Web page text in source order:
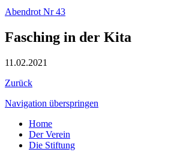
Abendrot Nr 43
Fasching in der Kita
11.02.2021
Zurück
Navigation überspringen
Home
Der Verein
Die Stiftung